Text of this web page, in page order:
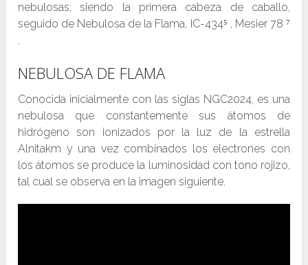
nebulosas; siendo la primera cabeza de caballo,
seguido de Nebulosa de la Flama, IC-434⁵ , Mesier 78 ⁷
.
NEBULOSA DE FLAMA
Conocida inicialmente con las siglas NGC2024, es una
nebulosa que constantemente sus átomos de
hidrógeno son ionizados por la luz de la estrella
Alnitakm y una vez combinados los electrones con
los átomos se produce la luminosidad con tono rojizo,
tal cual se observa en la imagen siguiente.